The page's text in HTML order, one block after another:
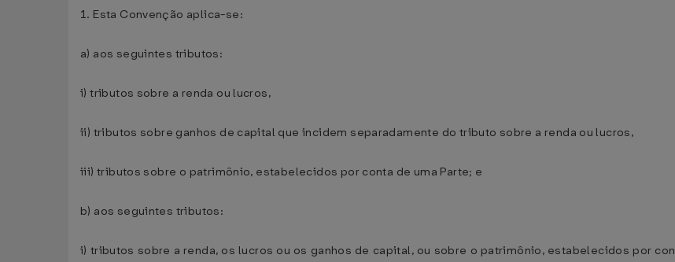
1. Esta Convenção aplica-se:
a) aos seguintes tributos:
i) tributos sobre a renda ou lucros,
ii) tributos sobre ganhos de capital que incidem separadamente do tributo sobre a renda ou lucros,
iii) tributos sobre o patrimônio, estabelecidos por conta de uma Parte; e
b) aos seguintes tributos:
i) tributos sobre a renda, os lucros ou os ganhos de capital, ou sobre o patrimônio, estabelecidos por